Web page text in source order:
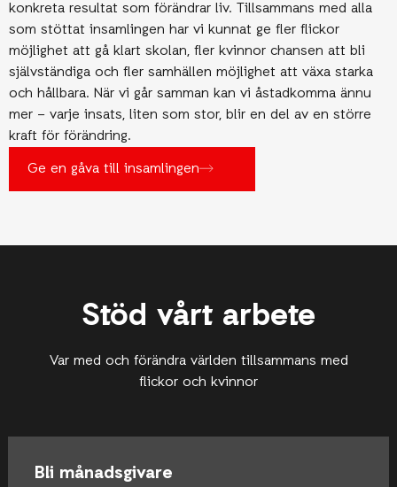
konkreta resultat som förändrar liv. Tillsammans med alla
som stöttat insamlingen har vi kunnat ge fler flickor
möjlighet att gå klart skolan, fler kvinnor chansen att bli
självständiga och fler samhällen möjlighet att växa starka
och hållbara. När vi går samman kan vi åstadkomma ännu
mer – varje insats, liten som stor, blir en del av en större
kraft för förändring.
Ge en gåva till insamlingen
Stöd vårt arbete
Var med och förändra världen tillsammans med
flickor och kvinnor
Bli månadsgivare